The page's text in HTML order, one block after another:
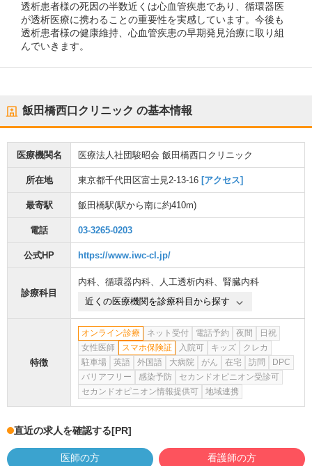
透析患者様の死因の半数近くは心血管疾患であり、循環器医
が透析医療に携わることの重要性を実感しています。今後も
透析患者様の健康維持、心血管疾患の早期発見治療に取り組
んでいきます。
飯田橋西口クリニック の基本情報
医療機関名 医療法人社団駿昭会 飯田橋西口クリニック
所在地 東京都千代田区富士見2-13-16 [アクセス]
最寄駅 飯田橋駅(駅から南に約410m)
電話 03-3265-0203
公式HP https://www.iwc-cl.jp/
診療科目
内科、 循環器内科、 人工透析内科、 腎臓内科
近くの医療機関を診療科目から探す
特徴
オンライン診療 ネット受付 電話予約 夜間
日祝
女性医師
スマホ保険証 入院可 キッズ
クレカ
駐車場
英語 外国語 大病院 がん 在宅 訪問
DPC
バリアフリー
感染予防
セカンドオピニオン受診可
セカンドオピニオン情報提供可
地域連携
直近の求人を確認する[PR]
医師の方 看護師の方